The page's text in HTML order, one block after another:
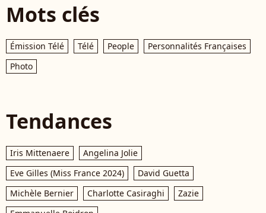
Mots clés
Émission Télé Télé People
Personnalités Françaises
Photo
Tendances
Iris Mittenaere
Angelina Jolie
Eve Gilles (Miss France 2024)
David Guetta
Michèle Bernier
Charlotte Casiraghi
Zazie